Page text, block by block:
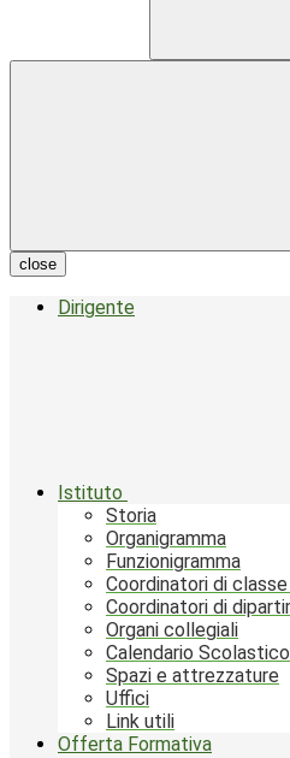
close
Dirigente
Istituto
Storia
Organigramma
Funzionigramma
Coordinatori di
Coordinatori di
Organi collegiali
Calendario
Spazi e attrezzature
Uffici
Link utili
Offerta Formativa